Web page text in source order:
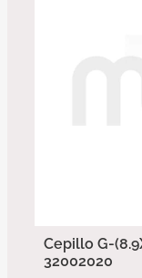
Cepillo G-
32002020